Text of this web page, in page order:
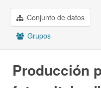
Grupos
Acerca de
Conjunto de datos
Grupos
Producción